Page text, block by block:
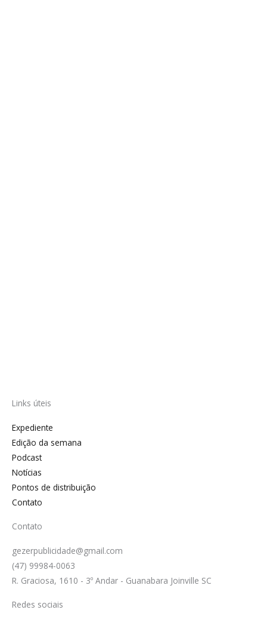
Links úteis
Expediente
Edição da semana
Podcast
Notícias
Pontos de distribuição
Contato
Contato
gezerpublicidade@gmail.com
(47) 99984-0063
R. Graciosa, 1610 - 3º Andar - Guanabara Joinville SC
Redes sociais